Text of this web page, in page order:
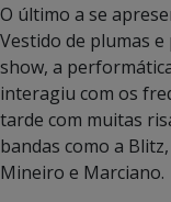
O último a se
Vestido de plumas
show, a
interagiu com os
tarde com muitas
bandas como a
Mineiro e Marciano.